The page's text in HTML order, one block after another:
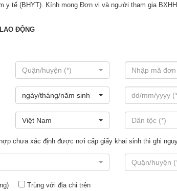
y tế (BHYT). Kính mong Đơn vị và người tham gia
ĐỘNG
Quận/huyện (*)
ngày/tháng/năm sinh
Việt Nam Dân tộc (*)
chưa xác định được nơi cấp giấy khai sinh thì ghi
Quận/huyện
Trùng với địa chỉ trên